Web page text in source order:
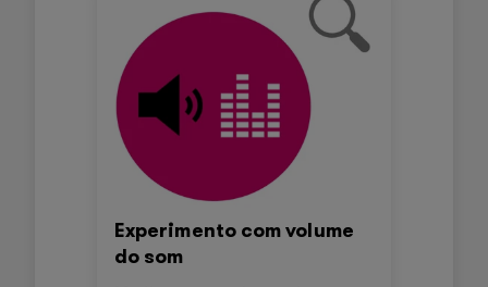
Experimento com volume
do som